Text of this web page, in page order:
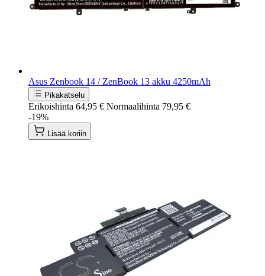
Asus Zenbook 14 / ZenBook 13 akku 4250mAh
Pikakatselu
Erikoishinta 64,95 € Normaalihinta 79,95 €
-19%
Lisää koriin